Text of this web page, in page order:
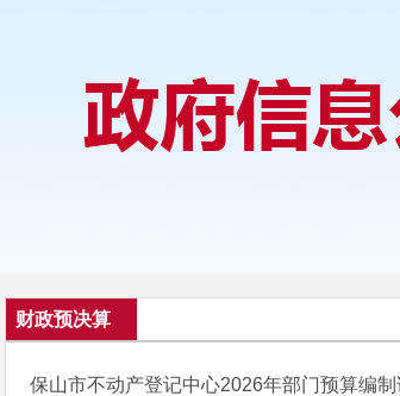
财政预决算
保山市不动产登记中心2026年部门预算编制